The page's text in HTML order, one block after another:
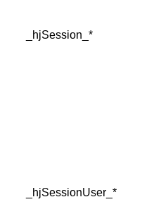
_hjSession_*
_hjSessionUser_*